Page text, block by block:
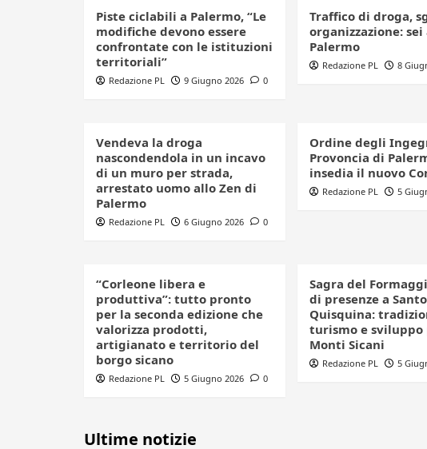
Piste ciclabili a Palermo, “Le
modifiche devono essere
confrontate con le istituzioni
territoriali”
Redazione PL 9 Giugno 2026 0
Traffico di droga,
organizzazione:
Palermo
Redazione PL 8
Vendeva la droga
nascondendola in un incavo
di un muro per strada,
arrestato uomo allo Zen di
Palermo
Redazione PL 6 Giugno 2026 0
Ordine degli
Provoncia di
insedia il nuovo
Redazione PL 5
“Corleone libera e
produttiva”: tutto pronto
per la seconda edizione che
valorizza prodotti,
artigianato e territorio del
borgo sicano
Redazione PL 5 Giugno 2026 0
Sagra del
di presenze a
Quisquina:
turismo e sviluppo
Monti Sicani
Redazione PL 5
Ultime notizie